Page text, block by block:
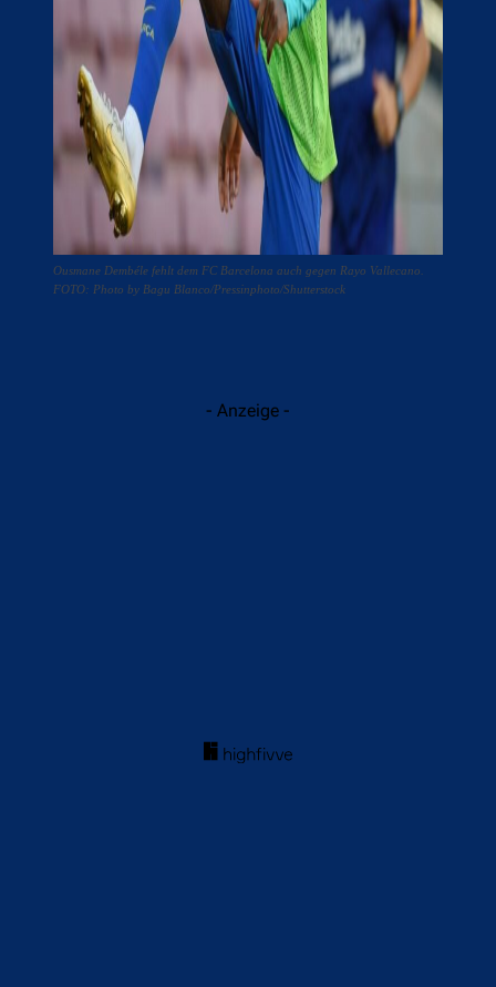
Ousmane Dembéle fehlt dem FC Barcelona auch gegen Rayo Vallecano.
FOTO: Photo by Bagu Blanco/Pressinphoto/Shutterstock
- Anzeige -